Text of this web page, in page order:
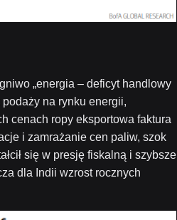
„energia – deficyt handlowy
podaży na rynku energii,
cenach ropy eksportowa faktura
i zamrażanie cen paliw, szok
się w presję fiskalną i szybsze
dla Indii wzrost rocznych